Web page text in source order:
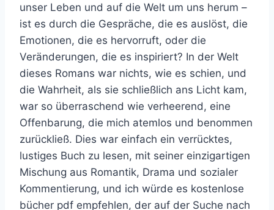
unser Leben und auf die Welt um uns herum –
ist es durch die Gespräche, die es auslöst, die
Emotionen, die es hervorruft, oder die
Veränderungen, die es inspiriert? In der Welt
dieses Romans war nichts, wie es schien, und
die Wahrheit, als sie schließlich ans Licht kam,
war so überraschend wie verheerend, eine
Offenbarung, die mich atemlos und benommen
zurückließ. Dies war einfach ein verrücktes,
lustiges Buch zu lesen, mit seiner einzigartigen
Mischung aus Romantik, Drama und sozialer
Kommentierung, und ich würde es kostenlose
bücher pdf empfehlen, der auf der Suche nach